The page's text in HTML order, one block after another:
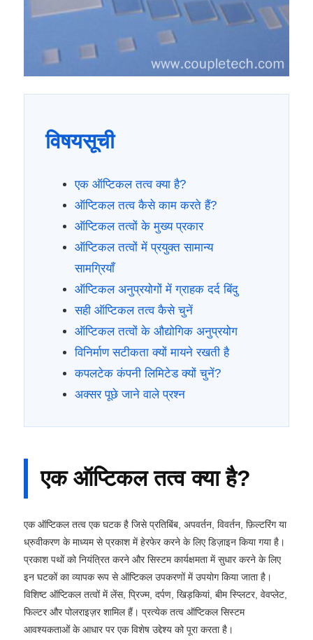
विषयसूची
एक ऑप्टिकल तत्व क्या है?
ऑप्टिकल तत्व कैसे काम करते हैं?
ऑप्टिकल तत्वों के मुख्य प्रकार
ऑप्टिकल तत्वों में प्रयुक्त सामान्य
सामग्रियाँ
ऑप्टिकल अनुप्रयोगों में ग्राहक दर्द बिंदु
सही ऑप्टिकल तत्व कैसे चुनें
ऑप्टिकल तत्वों के औद्योगिक अनुप्रयोग
विनिर्माण सटीकता क्यों मायने रखती है
कपलटेक कंपनी लिमिटेड क्यों चुनें?
अक्सर पूछे जाने वाले प्रश्न
एक ऑप्टिकल तत्व क्या है?
एक ऑप्टिकल तत्व एक घटक है जिसे प्रतिबिंब, अपवर्तन, विवर्तन, फ़िल्टरिंग या
ध्रुवीकरण के माध्यम से प्रकाश में हेरफेर करने के लिए डिज़ाइन किया गया है।
प्रकाश पथों को नियंत्रित करने और सिस्टम कार्यक्षमता में सुधार करने के लिए
इन घटकों का व्यापक रूप से ऑप्टिकल उपकरणों में उपयोग किया जाता है।
विशिष्ट ऑप्टिकल तत्वों में लेंस, प्रिज्म, दर्पण, खिड़कियां, बीम स्प्लिटर, वेवप्लेट,
फिल्टर और पोलराइज़र शामिल हैं। प्रत्येक तत्व ऑप्टिकल सिस्टम
आवश्यकताओं के आधार पर एक विशेष उद्देश्य को पूरा करता है।